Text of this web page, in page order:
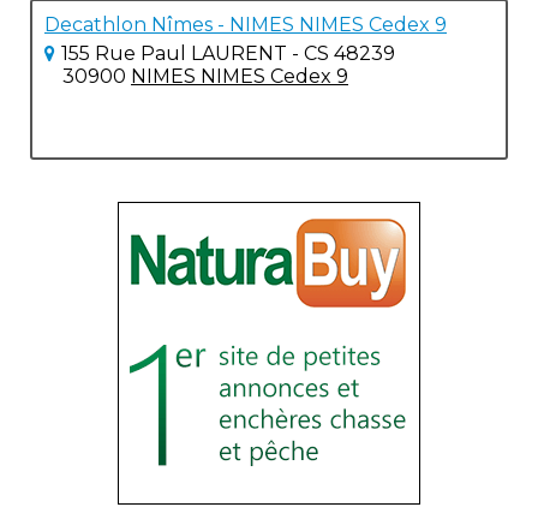
Decathlon Nîmes - NIMES NIMES Cedex 9
155 Rue Paul LAURENT - CS 48239
30900 NIMES NIMES Cedex 9